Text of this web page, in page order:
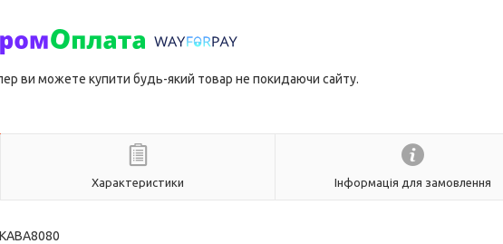
ви можете купити будь-який товар не покидаючи сайту.
Характеристики Інформація для замовлення